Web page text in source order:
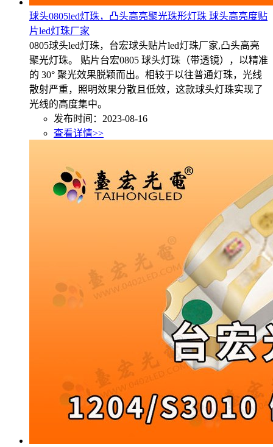
球头0805led灯珠，凸头高亮聚光珠形灯珠 球头高亮度贴
片led灯珠厂家
0805球头led灯珠，台宏球头贴片led灯珠厂家,凸头高亮
聚光灯珠。 贴片台宏0805 球头灯珠（带透镜），以精准
的 30° 聚光效果脱颖而出。相较于以往普通灯珠，光线
散射严重，照明效果分散且低效，这款球头灯珠实现了
光线的高度集中。
发布时间：2023-08-16
查看详情>>